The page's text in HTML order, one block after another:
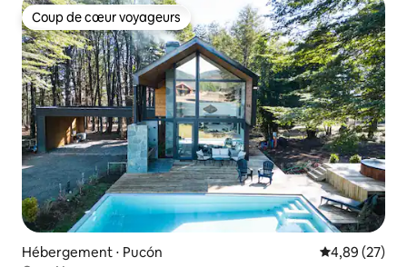
Coup de cœur voyageurs
Coup de cœur voyageurs
Hébergement ⋅ Pucón Évaluation
4,89 (27)